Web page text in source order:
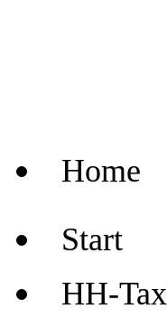
Home
Start
HH-